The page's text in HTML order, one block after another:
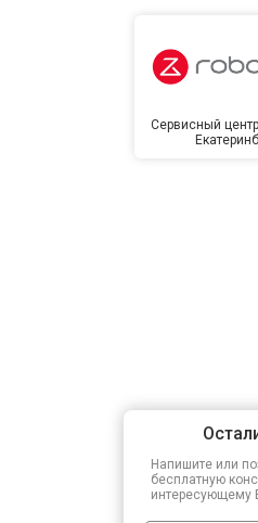
Сервисный
Напишите или
бесплатную
интересующему